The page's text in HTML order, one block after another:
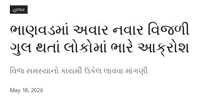
હાલાર
ભાણવડમાં અવાર નવાર વિજળી
ગુલ થતાં લોકોમાં ભારે આક્રોશ
વિજ સમસ્યાનો કાયમી ઉકેલ લાવવા માંગણી
May 18, 2026